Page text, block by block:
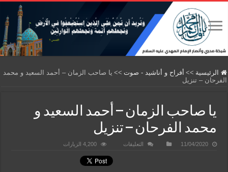
الرئيسية >> أفراح و أناشيد - صوت >> يا صاحب الزمان – أحمد السعيد و محمد
الفرحان – تنزيل
يا صاحب الزمان – أحمد السعيد و
محمد الفرحان – تنزيل
11/04/2020 التعليقات
صاحب
الزمان
4,200 الزيارات